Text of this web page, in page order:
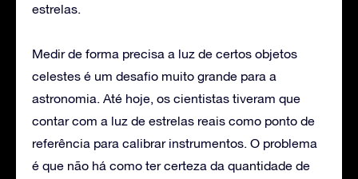
estrelas.
Medir de forma precisa a luz de certos objetos
celestes é um desafio muito grande para a
astronomia. Até hoje, os cientistas tiveram que
contar com a luz de estrelas reais como ponto de
referência para calibrar instrumentos. O problema
é que não há como ter certeza da quantidade de